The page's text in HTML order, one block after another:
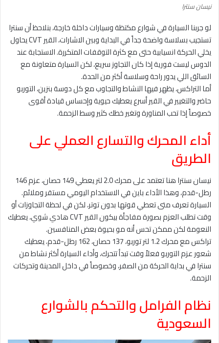
نيسان سنترا
لو جربنا السيارة في شوارع مكتظة وسيارات داخلة خارجة، بنلاحظ أن سنترا
تستجيب بسلاسة واضحة جداً في البداية وبين الاشارات، القير CVT يحاول
يخلي الحركة انسيابية حتى مع كثرة التوقفات المتكررة. الاستجابة عند
الدوس ليست فورية إذا كان التجاوز سريع، لكن السيارة متعاونة مع
السائق اللي يدور راحة وسلاسة أكثر من الحدة.
أما التراكس، يظهر فيها النشاط والتجاوب مع كل دوسة بنزين، التوربو
حاضر والتغيير في القير أسرع يعطيك حيوية وإحساس قيادة أقوى
خصوصاً إذا تحب المناورة وتغير خطك كثير وسط الزحمة.
أداء المحرك والتسارع العملي على
الطريق
نيسان سنترا هنا تعتمد على محرك 2.0 لتر يعطي 149 حصان، عزم 146
رطل-قدم، وهذا الأداء باين في الاستخدام اليومي مستقر وملائم.
السيارة تعرف متى تعطي قوتها بدون توتر، لكن في لحظة التجاوزات أو
وقت تطلب العزم بصورة مفاجأة بيكون القير CVT هادي شوي، يعطيك
النعومة لكن ممكن تحس أنه مو بحيوة بعض المنافسين.
تراكس مع محرك 1.2 لتر توربو، 137 حصان، 162 رطل-قدم، يعطيك
شعور عزم التوربو فعلاً وقت تبدأ تتحرك، وأداء السيارة أكثر نشاط من
سنترا في بداية الحركة من الصفر، وخصوصاً في داخل المدينة وتحركات
الزحمة.
نظام الفرامل والتحكم بالشوارع
السعودية